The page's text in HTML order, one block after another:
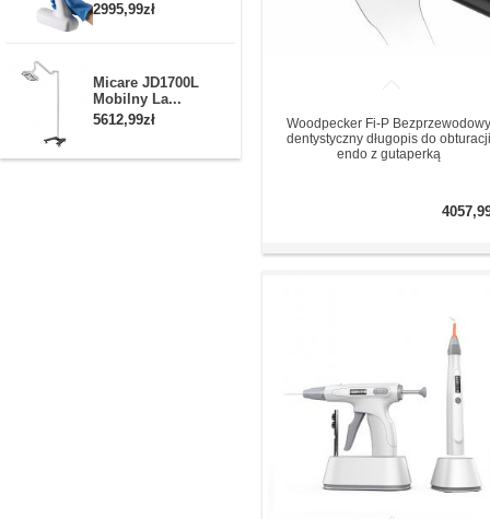
2995,99zł
Micare JD1700L
Mobilny La...
5612,99zł
Woodpecker Fi-P Bezprzewodowy
dentystyczny długopis do obturacji
endo z gutaperką